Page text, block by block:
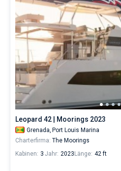
Leopard 42 | Moorings 2023
Grenada, Port Louis Marina
Charterfirma: The Moorings
Kabinen: 3 Jahr: 2023 Länge: 42 ft